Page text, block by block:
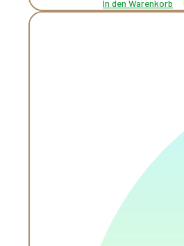
In den Warenkorb